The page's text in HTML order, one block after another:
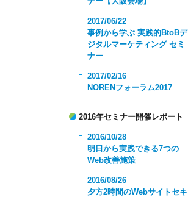
2017/06/22
事例から学ぶ 実践的BtoBデ
ジタルマーケティング セミ
ナー
2017/02/16
NORENフォーラム2017
2016年セミナー開催レポート
2016/10/28
明日から実践できる7つの
Web改善施策
2016/08/26
夕方2時間のWebサイトセキ